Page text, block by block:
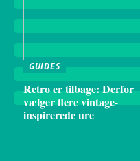
GUIDES
Retro er tilbage: Derfor
vælger flere vintage-
inspirerede ure